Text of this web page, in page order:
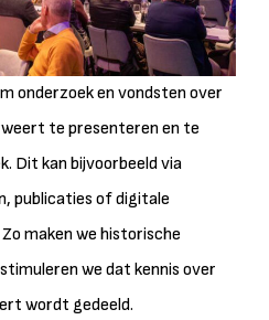
onderzoek en vondsten over
te presenteren en te
Dit kan bijvoorbeeld via
publicaties of digitale
maken we historische
we dat kennis over
wordt gedeeld.